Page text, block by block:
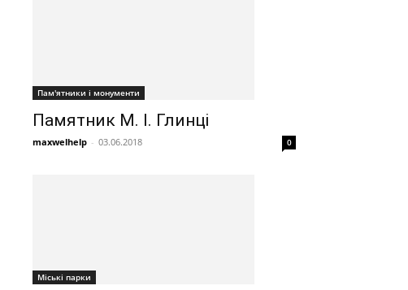
Пам'ятники і монументи
Памятник М. І. Глинці
maxwelhelp - 03.06.2018 0
Міські парки